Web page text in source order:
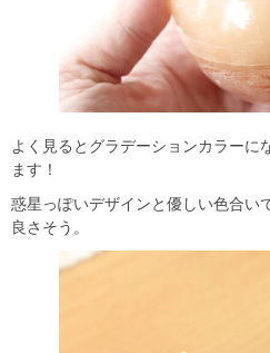
よく見るとグラデーションカラーに
ます！
惑星っぽいデザインと優しい色合い
良さそう。